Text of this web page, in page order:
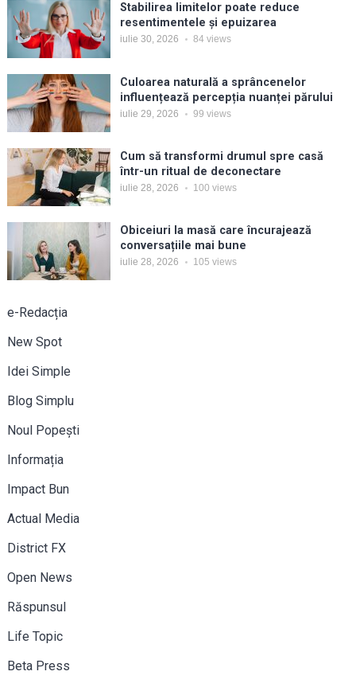
Stabilirea limitelor poate reduce
resentimentele și epuizarea
iulie 30, 2026 84 views
Culoarea naturală a sprâncenelor
influențează percepția nuanței părului
iulie 29, 2026 99 views
Cum să transformi drumul spre casă
într-un ritual de deconectare
iulie 28, 2026 100 views
Obiceiuri la masă care încurajează
conversațiile mai bune
iulie 28, 2026 105 views
e-Redacția
New Spot
Idei Simple
Blog Simplu
Noul Popești
Informația
Impact Bun
Actual Media
District FX
Open News
Răspunsul
Life Topic
Beta Press